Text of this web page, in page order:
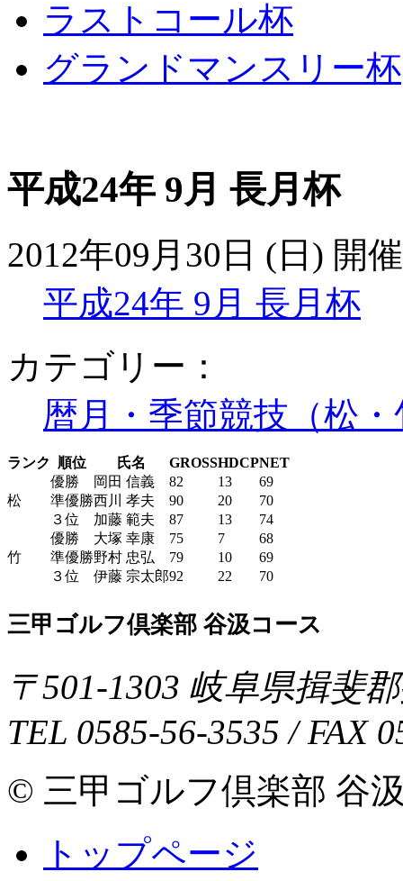
ラストコール杯
グランドマンスリー杯
平成24年 9月 長月杯
2012年09月30日 (日) 開催
平成24年 9月 長月杯
カテゴリー：
暦月・季節競技（松・
ランク 順位 氏名 GROSSHDCPNET
松
優勝 岡田 信義 82 13
69
準優勝西川 孝夫 90 20
70
３位
加藤 範夫 87 13 74
竹
優勝 大塚 幸康 75 7
68
準優勝野村 忠弘 79 10
69
３位
伊藤 宗太郎92 22 70
三甲ゴルフ倶楽部 谷汲コース
〒501-1303 岐阜県揖斐
TEL 0585-56-3535 / FAX
© 三甲ゴルフ倶楽部 谷
トップページ